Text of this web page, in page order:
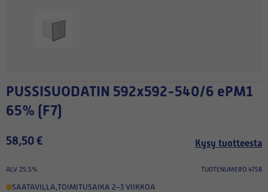
PUSSISUODATIN 592x592-540/6 ePM1
65% (F7)
58,50 € Kysy tuotteesta
ALV 25.5% TUOTENUMERO 4758
SAATAVILLA,TOIMITUSAIKA 2–3 VIIKKOA